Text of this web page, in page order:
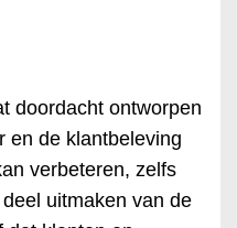
doordacht ontworpen
en de klantbeleving
verbeteren, zelfs
uitmaken van de